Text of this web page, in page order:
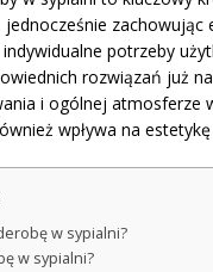
zachowując
potrzeby
rozwiązań już
i ogólnej atmosferze
wpływa na
w sypialni?
w sypialni?